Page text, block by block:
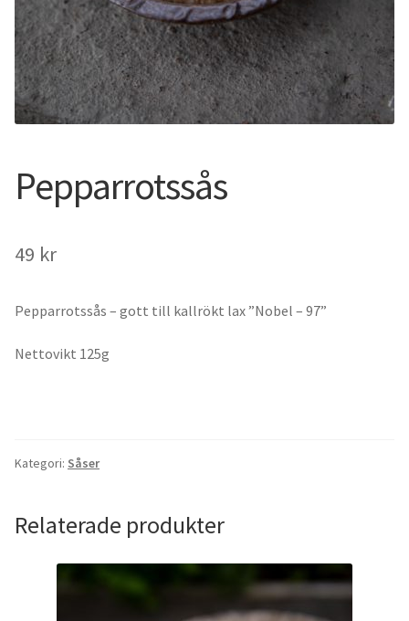
Pepparrotssås
49 kr
Pepparrotssås – gott till kallrökt lax ”Nobel – 97”
Nettovikt 125g
Kategori: Såser
Relaterade produkter